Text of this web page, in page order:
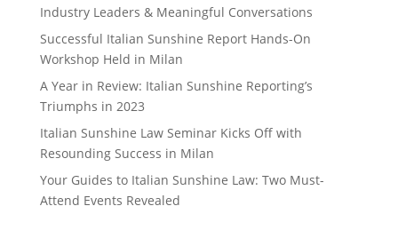
Industry Leaders & Meaningful Conversations
Successful Italian Sunshine Report Hands-On
Workshop Held in Milan
A Year in Review: Italian Sunshine Reporting’s
Triumphs in 2023
Italian Sunshine Law Seminar Kicks Off with
Resounding Success in Milan
Your Guides to Italian Sunshine Law: Two Must-
Attend Events Revealed